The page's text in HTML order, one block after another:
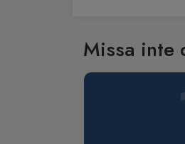
Missa inte